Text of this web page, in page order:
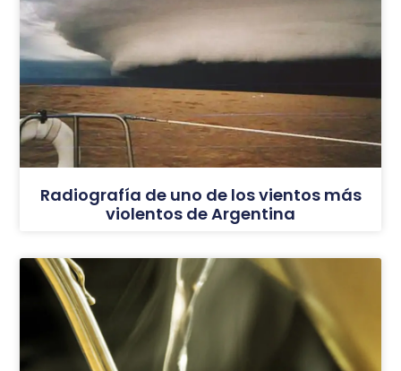
Radiografía de uno de los vientos más
violentos de Argentina